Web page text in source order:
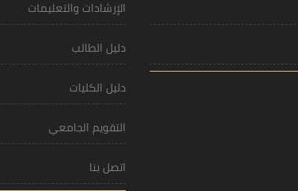
الإرشادات والتعليمات
دليل الطالب
دليل الكليات
التقويم الجامعي
اتصل بنا